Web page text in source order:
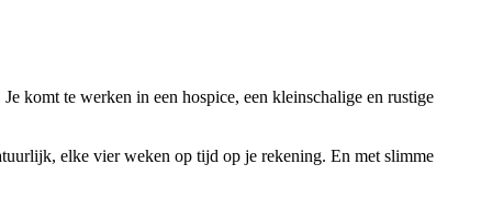
komt te werken in een hospice, een kleinschalige en rustige
elke vier weken op tijd op je rekening. En met slimme